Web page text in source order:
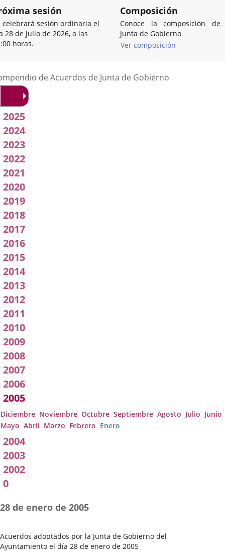
sesión
celebrará sesión ordinaria el
28 de julio de 2026, a las
horas.
Composición
Conoce la composición de
Junta de Gobierno
Ver composición
de Acuerdos de Junta de Gobierno
2026
2025
2024
2023
2022
2021
2020
2019
2018
2017
2016
2015
2014
2013
2012
2011
2010
2009
2008
2007
2006
2005
Diciembre Noviembre Octubre Septiembre Agosto Julio Junio
Mayo Abril Marzo Febrero Enero
2004
2003
2002
0
Acuerdos adoptados por la Junta de Gobierno del
Ayuntamiento el día 28 de enero de 2005
28 de enero de 2005